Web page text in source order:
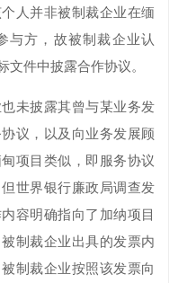
人并非被制裁企业在缅
与方，故被制裁企业认
件中披露合作协议。
未披露其曾与某业务发
议，以及向业务发展顾
项目类似，即服务协议
世界银行廉政局调查发
容明确指向了加纳项目
制裁企业出具的发票内
制裁企业按照该发票向